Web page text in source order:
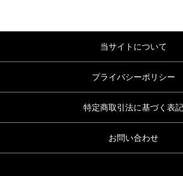
当サイトについて
プライバシーポリシー
特定商取引法に基づく表記
お問い合わせ